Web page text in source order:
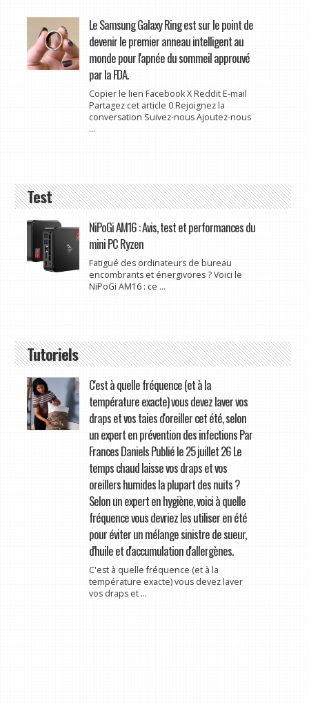
Le Samsung Galaxy Ring est sur le point de
devenir le premier anneau intelligent au
monde pour l'apnée du sommeil approuvé
par la FDA.
Copier le lien Facebook X Reddit E-mail
Partagez cet article 0 Rejoignez la
conversation Suivez-nous Ajoutez-nous
...
Test
NiPoGi AM16 : Avis, test et performances du
mini PC Ryzen
Fatigué des ordinateurs de bureau
encombrants et énergivores ? Voici le
NiPoGi AM16 : ce ...
Tutoriels
C'est à quelle fréquence (et à la
température exacte) vous devez laver vos
draps et vos taies d'oreiller cet été, selon
un expert en prévention des infections Par
Frances Daniels Publié le 25 juillet 26 Le
temps chaud laisse vos draps et vos
oreillers humides la plupart des nuits ?
Selon un expert en hygiène, voici à quelle
fréquence vous devriez les utiliser en été
pour éviter un mélange sinistre de sueur,
d'huile et d'accumulation d'allergènes.
C'est à quelle fréquence (et à la
température exacte) vous devez laver
vos draps et ...